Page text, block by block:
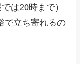
は20時まで）
で立ち寄れるの